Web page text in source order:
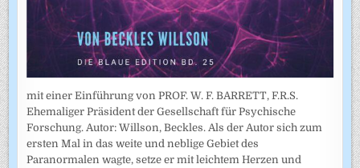
mit einer Einführung von PROF. W. F. BARRETT, F.R.S.
Ehemaliger Präsident der Gesellschaft für Psychische
Forschung. Autor: Willson, Beckles. Als der Autor sich zum
ersten Mal in das weite und neblige Gebiet des
Paranormalen wagte, setze er mit leichtem Herzen und